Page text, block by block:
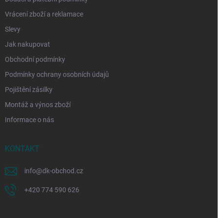
Vrácení zboží a reklamace
Slevy
Jak nakupovat
Obchodní podmínky
Podmínky ochrany osobních údajů
Pojištění zásilky
Montáž a výnos zboží
Informace o nás
KONTAKT
info@dk-obchod.cz
+420 774 590 626